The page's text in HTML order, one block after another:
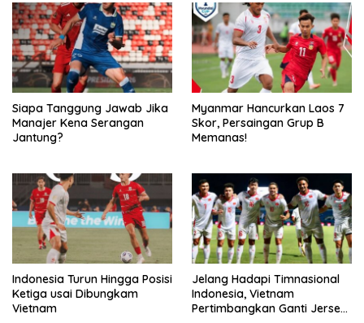
Siapa Tanggung Jawab Jika
Manajer Kena Serangan
Jantung?
Myanmar Hancurkan Laos 7
Skor, Persaingan Grup B
Memanas!
Indonesia Turun Hingga Posisi
Ketiga usai Dibungkam
Vietnam
Jelang Hadapi Timnasional
Indonesia, Vietnam
Pertimbangkan Ganti Jersey